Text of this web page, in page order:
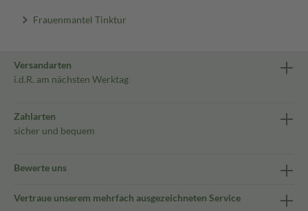
Frauenmantel Tinktur
Versandarten
i.d.R. am nächsten Werktag
Zahlarten
sicher und bequem
Bewerte uns
Vertraue unserem mehrfach ausgezeichneten Service